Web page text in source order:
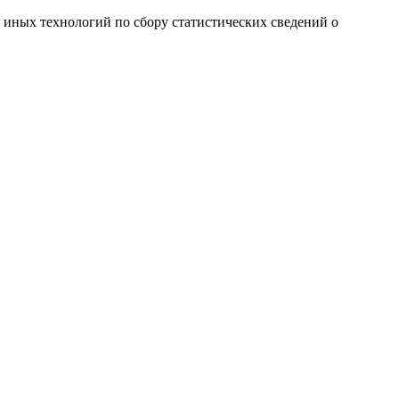
технологий по сбору статистических сведений о